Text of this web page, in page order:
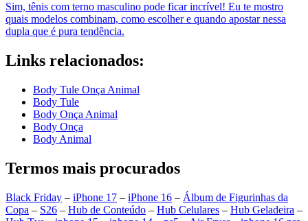
Sim, tênis com terno masculino pode ficar incrível! Eu te mostro
quais modelos combinam, como escolher e quando apostar nessa
dupla que é pura tendência.
Links relacionados:
Body Tule Onça Animal
Body Tule
Body Onça Animal
Body Onça
Body Animal
Termos mais procurados
Black Friday – iPhone 17 – iPhone 16 – Álbum de Figurinhas da
Copa – S26 – Hub de Conteúdo – Hub Celulares – Hub Geladeira –